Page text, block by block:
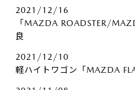
2021/12/16
「MAZDA ROADSTER/
良
2021/12/10
軽ハイトワゴン「MAZDA